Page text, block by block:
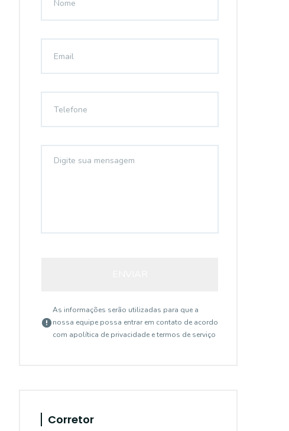
As informações serão utilizadas para que a
nossa equipe possa entrar em contato de acordo
com apolítica de privacidade e termos de serviço
Corretor